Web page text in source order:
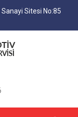
Sitesi No:85